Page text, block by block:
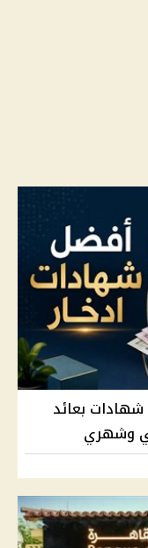
عوائد شهادات الادخار 2026.. شهادات بعائد